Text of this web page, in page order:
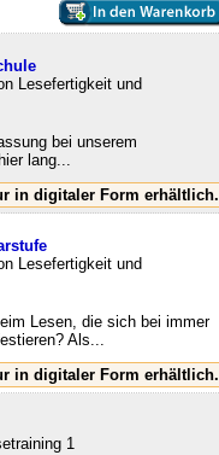
Lesefertigkeit und
bei unserem
lang...
in digitaler Form erhältlich.
Lesefertigkeit und
Lesen, die sich bei immer
Als...
in digitaler Form erhältlich.
1